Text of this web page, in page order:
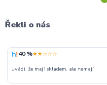
Řekli o nás
40 %★★☆☆☆
uvádí, že mají skladem, ale nemají